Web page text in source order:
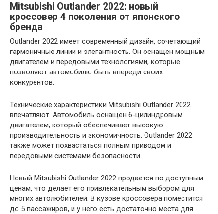
Mitsubishi Outlander 2022: новый
кроссовер 4 поколения от японского
бренда
Outlander 2022 имеет современный дизайн, сочетающий
гармоничные линии и элегантность. Он оснащен мощным
двигателем и передовыми технологиями, которые
позволяют автомобилю быть впереди своих
конкурентов.
Технические характеристики Mitsubishi Outlander 2022
впечатляют. Автомобиль оснащен 6-цилиндровым
двигателем, который обеспечивает высокую
производительность и экономичность. Outlander 2022
также может похвастаться полным приводом и
передовыми системами безопасности.
Новый Mitsubishi Outlander 2022 продается по доступным
ценам, что делает его привлекательным выбором для
многих автолюбителей. В кузове кроссовера поместится
до 5 пассажиров, и у него есть достаточно места для